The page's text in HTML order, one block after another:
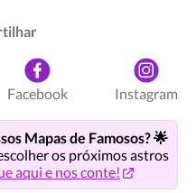
Facebook Instagram
Mapas de Famosos? 🌟
os próximos astros
aqui e nos conte!